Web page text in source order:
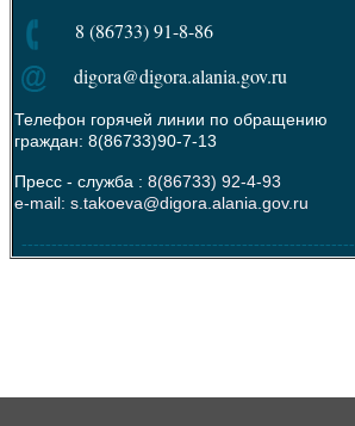
8 (86733) 91-8-86
digora@digora.alania.gov.ru
Телефон горячей линии по обращению
граждан: 8(86733)90-7-13
Пресс - служба : 8(86733) 92-4-93
e-mail: s.takoeva@digora.alania.gov.ru
--------------------------------------------------------